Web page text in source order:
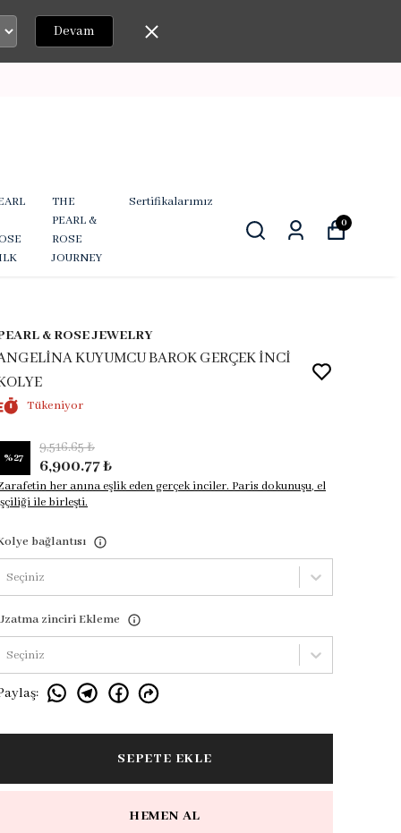
Devam
THE
PEARL &
ROSE
JOURNEY
Sertifikalarımız
0
& ROSE JEWELRY
KUYUMCU BAROK GERÇEK İNCİ
Tükeniyor
%27
9,516.65 ₺
6,900.77 ₺
her anına eşlik eden gerçek inciler. Paris dokunuşu, el
ile birleşti.
bağlantısı
Seçiniz
zinciri Ekleme
Seçiniz
:
SEPETE EKLE
HEMEN AL